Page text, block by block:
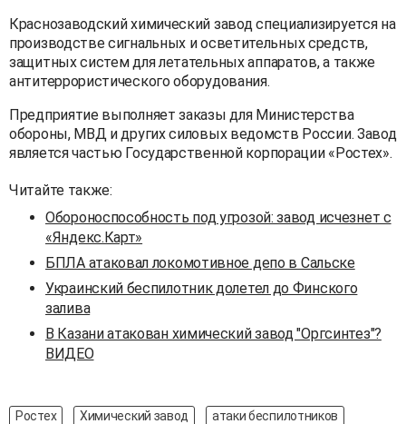
Краснозаводский химический завод специализируется на
производстве сигнальных и осветительных средств,
защитных систем для летательных аппаратов, а также
антитеррористического оборудования.
Предприятие выполняет заказы для Министерства
обороны, МВД и других силовых ведомств России. Завод
является частью Государственной корпорации «Ростех».
Читайте также:
Обороноспособность под угрозой: завод исчезнет с
«Яндекс.Карт»
БПЛА атаковал локомотивное депо в Сальске
Украинский беспилотник долетел до Финского
залива
В Казани атакован химический завод "Оргсинтез"?
ВИДЕО
Ростех Химический завод
атаки беспилотников